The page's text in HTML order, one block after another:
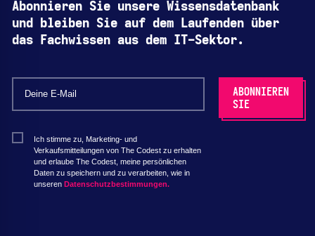
Abonnieren Sie unsere Wissensdatenbank
und bleiben Sie auf dem Laufenden über
das Fachwissen aus dem IT-Sektor.
Ich stimme zu, Marketing- und
Verkaufsmitteilungen von The Codest zu erhalten
und erlaube The Codest, meine persönlichen
Daten zu speichern und zu verarbeiten, wie in
unseren Datenschutzbestimmungen.